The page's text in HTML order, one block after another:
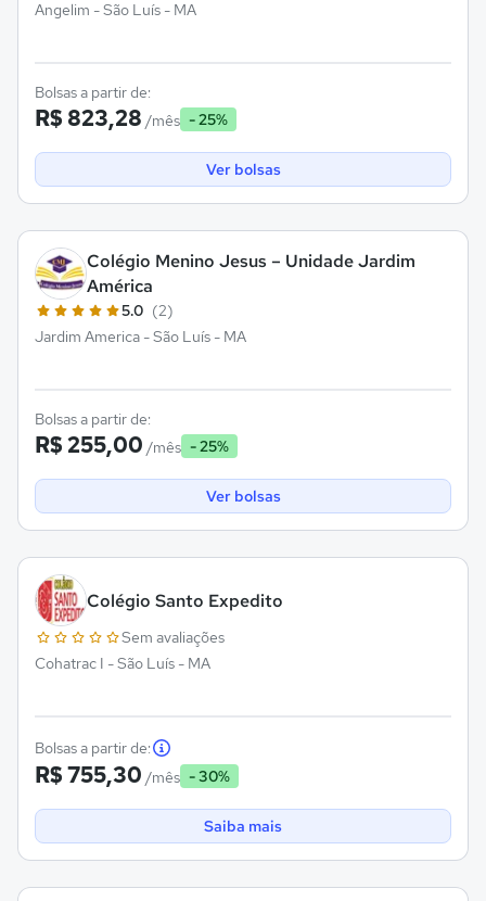
Angelim - São Luís - MA
Bolsas a partir de:
R$ 823,28 /mês - 25%
Ver bolsas
Colégio Menino Jesus – Unidade Jardim
América
5.0 (2)
Jardim America - São Luís - MA
Bolsas a partir de:
R$ 255,00 /mês - 25%
Ver bolsas
Colégio Santo Expedito
Sem avaliações
Cohatrac I - São Luís - MA
Bolsas a partir de:
R$ 755,30 /mês - 30%
Saiba mais